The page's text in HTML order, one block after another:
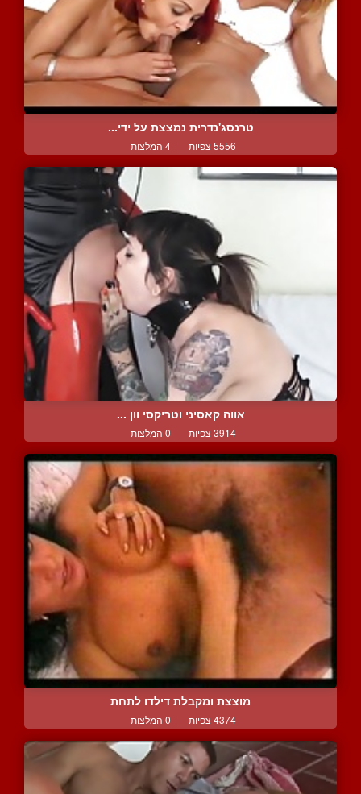
טרנסג'נדרית נמצצת על ידי...
5556 צפיות | 4 המלצות
אווה קאסיני וטריקסי וון ...
3914 צפיות | 0 המלצות
מוצצת ומקבלת דילדו לתחת
4374 צפיות | 0 המלצות